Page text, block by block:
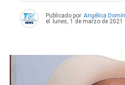
Publicado por Angélica
el
lunes, 1 de marzo de 2021